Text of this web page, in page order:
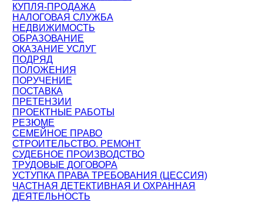
КУПЛЯ-ПРОДАЖА
НАЛОГОВАЯ СЛУЖБА
НЕДВИЖИМОСТЬ
ОБРАЗОВАНИЕ
ОКАЗАНИЕ УСЛУГ
ПОДРЯД
ПОЛОЖЕНИЯ
ПОРУЧЕНИЕ
ПОСТАВКА
ПРЕТЕНЗИИ
ПРОЕКТНЫЕ РАБОТЫ
РЕЗЮМЕ
СЕМЕЙНОЕ ПРАВО
СТРОИТЕЛЬСТВО. РЕМОНТ
СУДЕБНОЕ ПРОИЗВОДСТВО
ТРУДОВЫЕ ДОГОВОРА
УСТУПКА ПРАВА ТРЕБОВАНИЯ (ЦЕССИЯ)
ЧАСТНАЯ ДЕТЕКТИВНАЯ И ОХРАННАЯ
ДЕЯТЕЛЬНОСТЬ